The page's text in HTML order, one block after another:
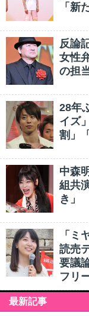
「新
反論
女性
の担
28年
イズ
割」
中森
組共
き」
「ミ
読売
要議
フリ
最新記事